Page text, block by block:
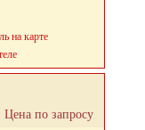
на карте
Цена по запросу